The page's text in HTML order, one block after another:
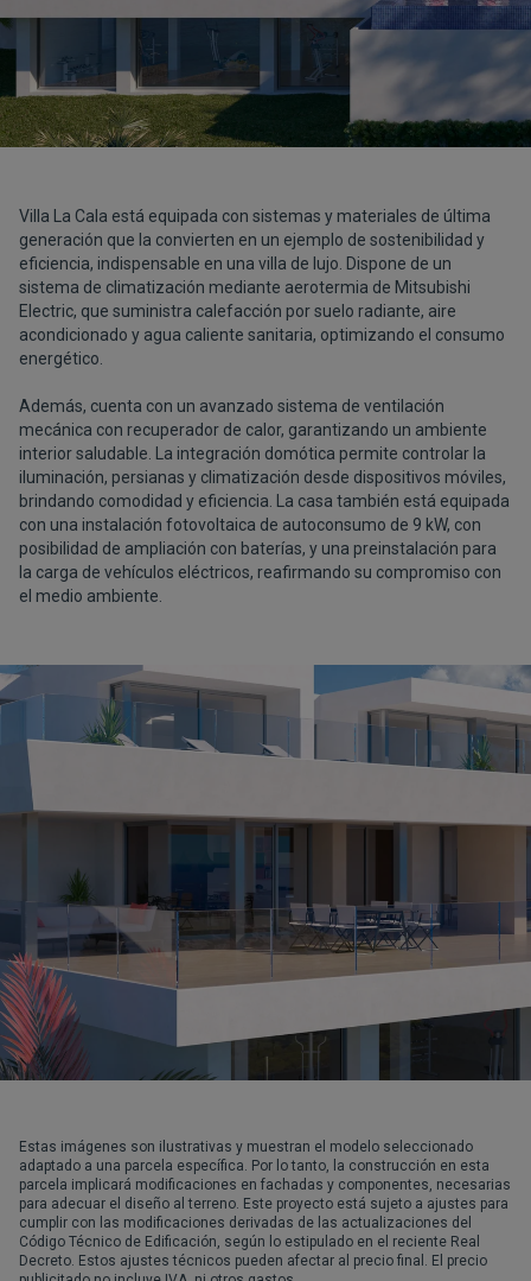
Villa La Cala está equipada con sistemas y materiales de última
generación que la convierten en un ejemplo de sostenibilidad y
eficiencia, indispensable en una villa de lujo. Dispone de un
sistema de climatización mediante aerotermia de Mitsubishi
Electric, que suministra calefacción por suelo radiante, aire
acondicionado y agua caliente sanitaria, optimizando el consumo
energético.
Además, cuenta con un avanzado sistema de ventilación
mecánica con recuperador de calor, garantizando un ambiente
interior saludable. La integración domótica permite controlar la
iluminación, persianas y climatización desde dispositivos móviles,
brindando comodidad y eficiencia. La casa también está equipada
con una instalación fotovoltaica de autoconsumo de 9 kW, con
posibilidad de ampliación con baterías, y una preinstalación para
la carga de vehículos eléctricos, reafirmando su compromiso con
el medio ambiente.
Estas imágenes son ilustrativas y muestran el modelo seleccionado
adaptado a una parcela específica. Por lo tanto, la construcción en esta
parcela implicará modificaciones en fachadas y componentes, necesarias
para adecuar el diseño al terreno. Este proyecto está sujeto a ajustes para
cumplir con las modificaciones derivadas de las actualizaciones del
Código Técnico de Edificación, según lo estipulado en el reciente Real
Decreto. Estos ajustes técnicos pueden afectar al precio final. El precio